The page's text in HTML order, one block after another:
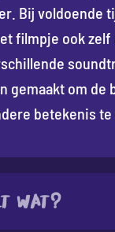
Bij voldoende
filmpje ook
gemaakt om de
betekenis te
wat?